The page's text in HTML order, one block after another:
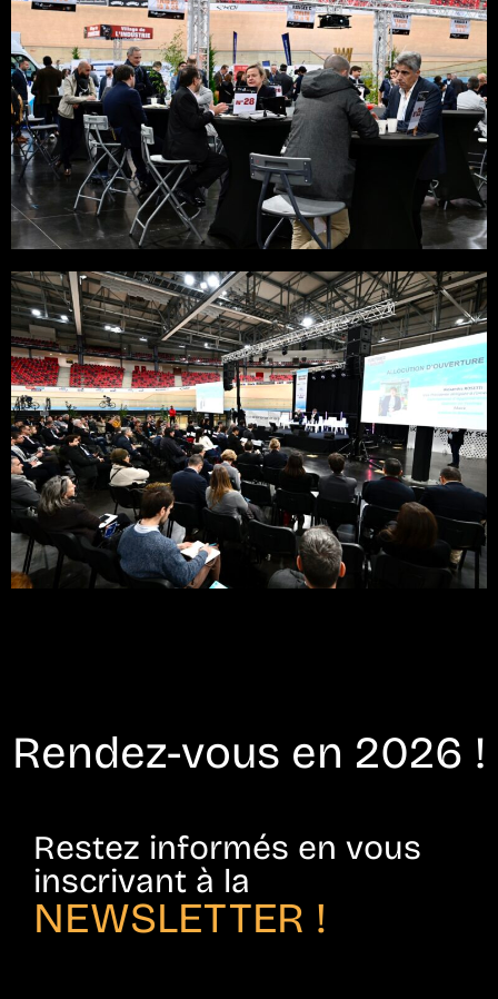
Rendez-vous en 2026 !
Restez informés en vous
inscrivant à la
NEWSLETTER !